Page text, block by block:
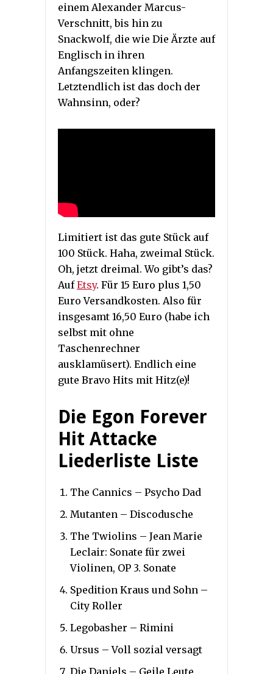
einem Alexander Marcus-
Verschnitt, bis hin zu
Snackwolf, die wie Die Ärzte auf
Englisch in ihren
Anfangszeiten klingen.
Letztendlich ist das doch der
Wahnsinn, oder?
Limitiert ist das gute Stück auf
100 Stück. Haha, zweimal Stück.
Oh, jetzt dreimal. Wo gibt’s das?
AufEtsy. Für 15 Euro plus 1,50
Euro Versandkosten. Also für
insgesamt 16,50 Euro (habe ich
selbst mit ohne
Taschenrechner
ausklamüsert). Endlich eine
gute Bravo Hits mit Hitz(e)!
Die Egon Forever
Hit Attacke
Liederliste Liste
The Cannics – Psycho Dad
Mutanten – Discodusche
The Twiolins – Jean Marie
Leclair: Sonate für zwei
Violinen, OP 3. Sonate
Spedition Kraus und Sohn –
City Roller
Legobasher – Rimini
Ursus – Voll sozial versagt
Die Daniels – Geile Leute